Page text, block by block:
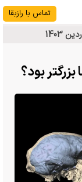
تماس با رازبقا
بود؟